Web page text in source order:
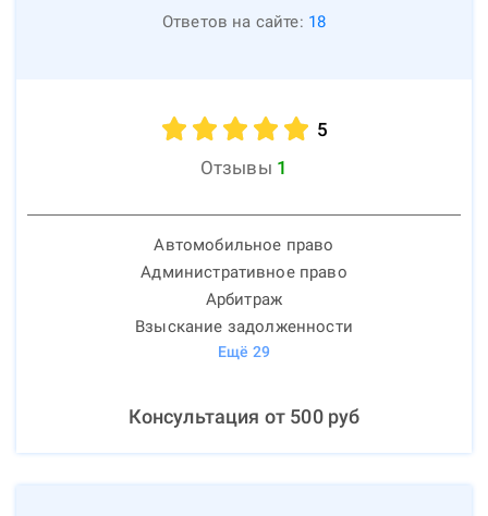
Ответов на сайте: 18
5
Отзывы 1
Автомобильное право
Административное право
Арбитраж
Взыскание задолженности
Ещё 29
Консультация от 500руб